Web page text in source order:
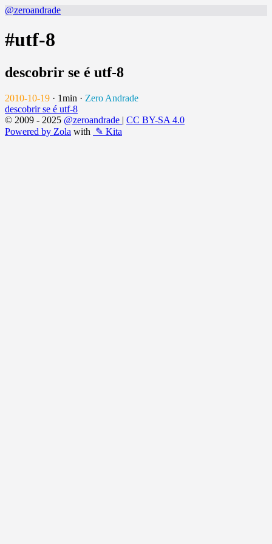
@zeroandrade
#utf-8
descobrir se é utf-8
2010-10-19 · 1min · Zero Andrade
descobrir se é utf-8
© 2009 - 2025 @zeroandrade | CC BY-SA 4.0
Powered by Zola with ✎ Kita